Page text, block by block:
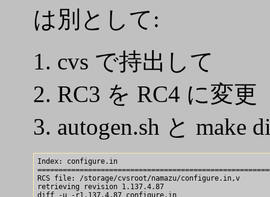
は別として:
cvs で持出して
RC3 を RC4 に変更
autogen.sh と make
Index: configure.in
RCS file: /storage/cvsroot/namazu/configure.in,v
retrieving revision 1.137.4.87
diff -u -r1.137.4.87 configure.in